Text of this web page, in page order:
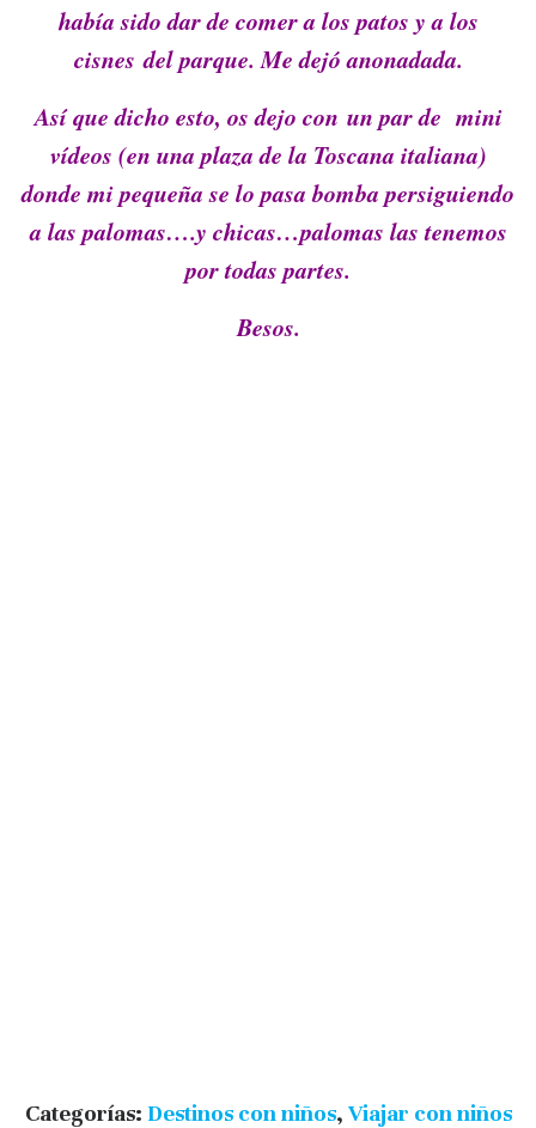
había sido dar de comer a los patos y a los
cisnes del parque. Me dejó anonadada.
Así que dicho esto, os dejo con un par de mini
vídeos (en una plaza de la Toscana italiana)
donde mi pequeña se lo pasa bomba persiguiendo
a las palomas….y chicas…palomas las tenemos
por todas partes.
Besos.
Categorías: Destinos con niños, Viajar con niños